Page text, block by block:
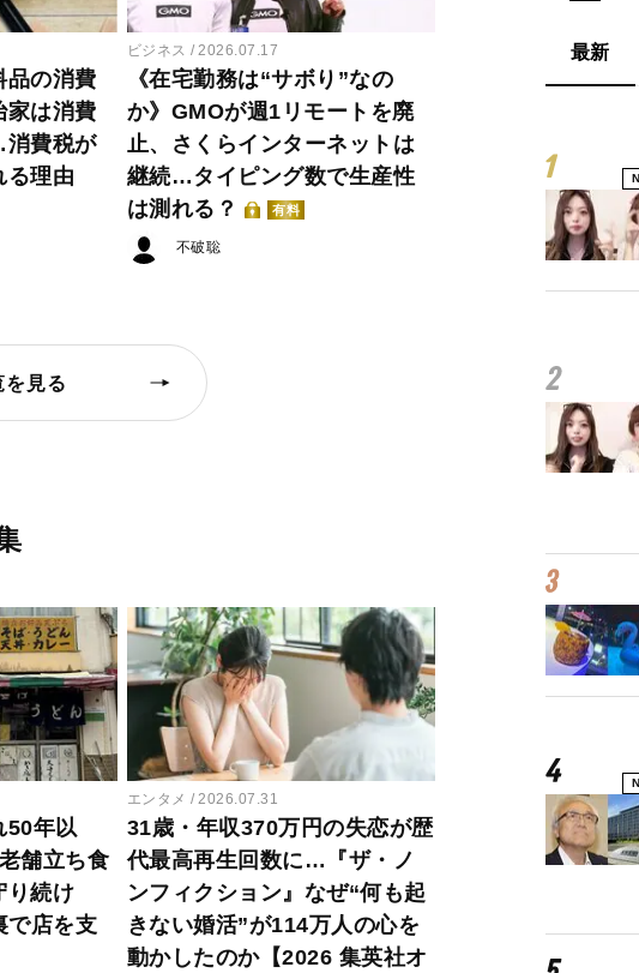
品の消費
家は消費
費税が
る理由
ビジネス 2026.07.17
《在宅勤務は“サボり”なの
か》GMOが週1リモートを廃
止、さくらインターネットは
継続…タイピング数で生産性
は測れる？
有料
不破聡
を見る
50年以
舗立ち食
り続け
で店を支
エンタメ 2026.07.31
31歳・年収370万円の失恋が歴
代最高再生回数に…『ザ・ノ
ンフィクション』なぜ“何も起
きない婚活”が114万人の心を
動かしたのか【2026 集英社オ
最新